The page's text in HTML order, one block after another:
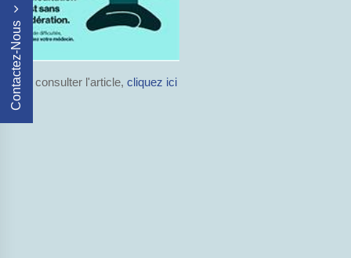
Contactez-Nous
Pour consulter l'article, cliquez ici